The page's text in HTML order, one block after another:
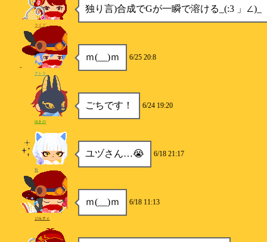
独り言)合成でGが一瞬で溶ける_(:3 」∠)_
ライグ
ｍ(__)ｍ 6/25 20:8
アトラ
ごちです！ 6/24 19:20
ゆきの
ユヅさん…😭 6/18 21:17
贄
ｍ(__)ｍ 6/18 11:13
ジルティ